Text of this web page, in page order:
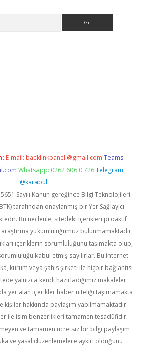
E-mail: backlinkpaneli@gmail.com Teams:
Whatsapp: 0262 606 0 726 Telegram:
@karabul
Sayılı Kanun gereğince Bilgi Teknolojileri
tarafından onaylanmış bir Yer Sağlayıcı
Bu nedenle, sitedeki içerikleri proaktif
yükümlülüğümüz bulunmamaktadır.
içeriklerin sorumluluğunu taşımakta olup,
kabul etmiş sayılırlar. Bu internet
kurum veya şahıs şirketi ile hiçbir bağlantısı
yalnızca kendi hazırladığımız makaleler
yer alan içerikler haber niteliği taşımamakta
hakkında paylaşım yapılmamaktadır.
ile isim benzerlikleri tamamen tesadüfidir.
ve tamamen ücretsiz bir bilgi paylaşım
ve yasal düzenlemelere aykırı olduğunu